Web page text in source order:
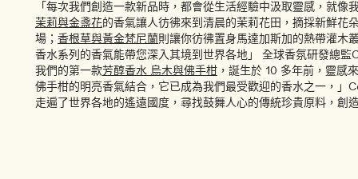
「每次我們創造一款新品時，都會從生活經驗中汲取靈感，就像
茉莉與金盞花的香氣讓人彷彿來到清晨的茉莉花田，摘採新鮮花
場； 香根草與黃金梵尼蘭 則讓你彷彿置身馬達加斯加的熱帶灌木
香水系列的香氣能帶您深入其境到世界各地」 全球香氛研發總監
我們的第一款芳醇香水 烏木與佛手柑 ，誕生於 10 多年前，靈感
佛手柑的明亮香氣結合，它已成為我們最受歡迎的香水之一，」
走遍了世界各地的遙遠國度，尋找鼓舞人心的傳統珍貴原料，創